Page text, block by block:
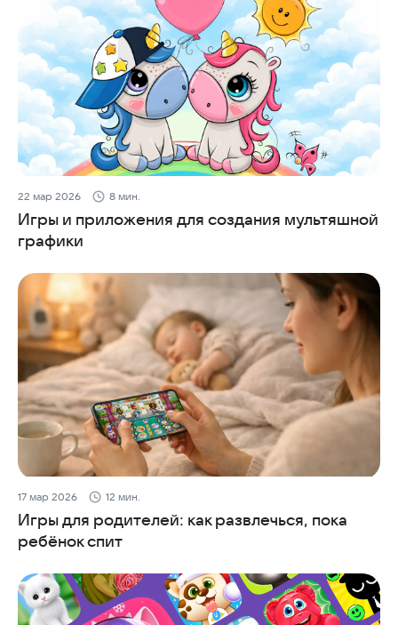
22 мар 2026 8 мин.
Игры и приложения для создания мультяшной
графики
17 мар 2026 12 мин.
Игры для родителей: как развлечься, пока
ребёнок спит